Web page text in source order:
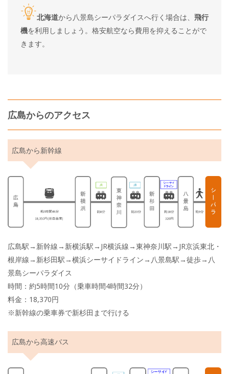
北海道から八景島シーパラダイスへ行く場合は、 飛行
機を利用しましょう。格安航空なら費用を抑えることがで
きます。
広島からのアクセス
広島から新幹線
広島駅→新幹線→新横浜駅→JR横浜線→東神奈川駅→JR京浜東北・
根岸線→新杉田駅→横浜シーサイドライン→八景島駅→徒歩→八
景島シーパラダイス
時間：約5時間10分（乗車時間4時間32分）
料金：18,370円
※新幹線の乗車券で新杉田まで行ける
広島から高速バス